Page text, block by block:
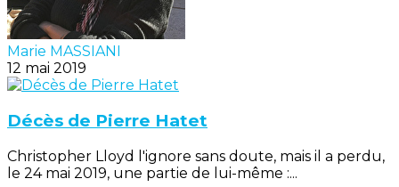
Marie MASSIANI
12 mai 2019
Décès de Pierre Hatet
Christopher Lloyd l'ignore sans doute, mais il a perdu,
le 24 mai 2019, une partie de lui-même :...